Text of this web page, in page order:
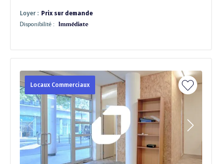
Loyer : Prix sur demande
Disponibilité : Immédiate
Locaux Commerciaux